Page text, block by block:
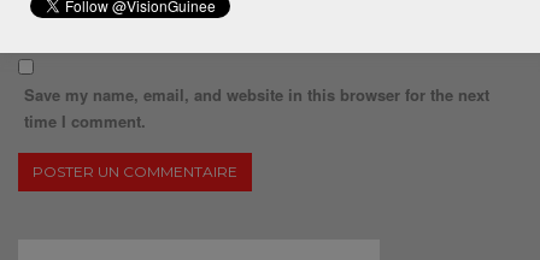
Save my name, email, and website in this browser for the next
time I comment.